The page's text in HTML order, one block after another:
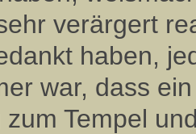
verärgert
haben,
war, dass
Tempel